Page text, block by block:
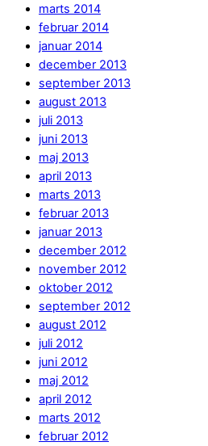
marts 2014
februar 2014
januar 2014
december 2013
september 2013
august 2013
juli 2013
juni 2013
maj 2013
april 2013
marts 2013
februar 2013
januar 2013
december 2012
november 2012
oktober 2012
september 2012
august 2012
juli 2012
juni 2012
maj 2012
april 2012
marts 2012
februar 2012